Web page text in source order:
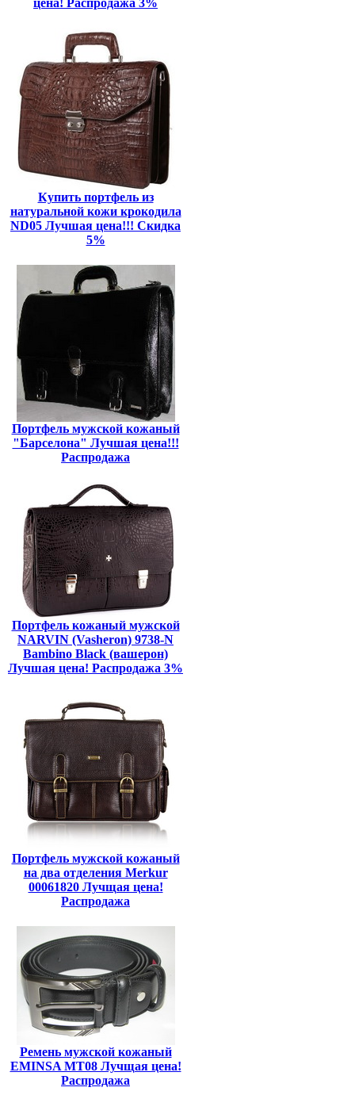
цена! Распродажа 3%
Купить портфель из
натуральной кожи крокодила
ND05 Лучшая цена!!! Скидка
5%
Портфель мужской кожаный
"Барселона" Лучшая цена!!!
Распродажа
Портфель кожаный мужской
NARVIN (Vasheron) 9738-N
Bambino Black (вашерон)
Лучшая цена! Распродажа 3%
Портфель мужской кожаный
на два отделения Merkur
00061820 Лучщая цена!
Распродажа
Ремень мужской кожаный
EMINSA MT08 Лучщая цена!
Распродажа